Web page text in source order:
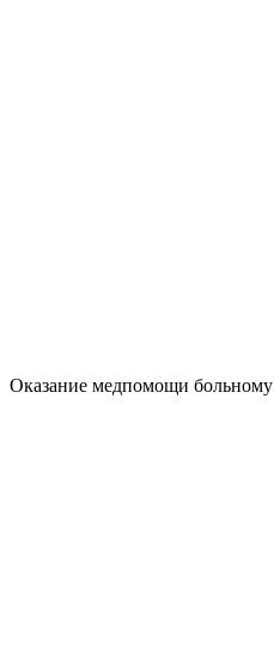
Оказание медпомощи больному